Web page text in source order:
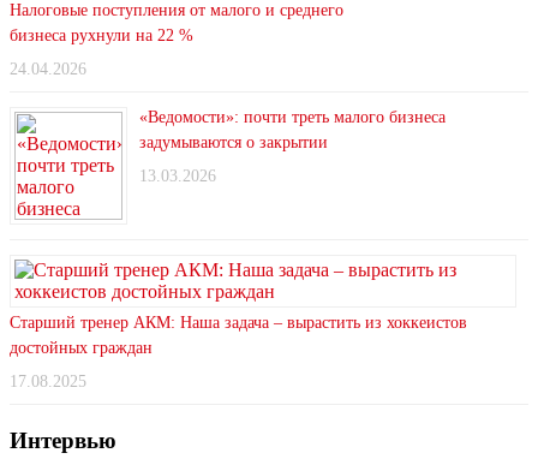
Налоговые поступления от малого и среднего
бизнеса рухнули на 22 %
24.04.2026
«Ведомости»: почти треть малого бизнеса
задумываются о закрытии
13.03.2026
Старший тренер АКМ: Наша задача – вырастить из хоккеистов
достойных граждан
17.08.2025
Интервью